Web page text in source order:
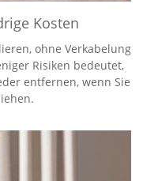
Kosten
ohne Verkabelung
Risiken bedeutet,
entfernen, wenn Sie